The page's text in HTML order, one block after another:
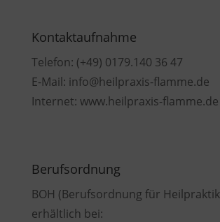
Kontaktaufnahme
Telefon: (+49) 0179.140 36 47
E-Mail: info@heilpraxis-flamme.de
Internet: www.heilpraxis-flamme.de
Berufsordnung
BOH (Berufsordnung für
erhältlich bei: